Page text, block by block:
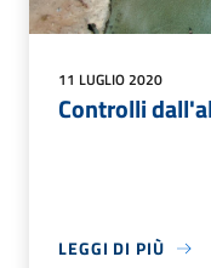
11 LUGLIO 2020
Controlli
LEGGI DI PIÙ